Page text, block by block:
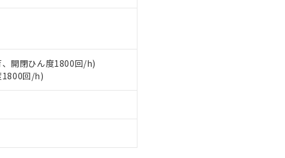
開閉ひん度1800回/h)
1800回/h)
証明書
証明するもので、過去に遡って非含有を証明するものではありません。
記載しておりました。
を完了していることから、特段のことがない限り、2022年1月12日よ